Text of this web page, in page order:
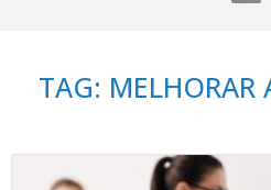
TAG: MELHORAR